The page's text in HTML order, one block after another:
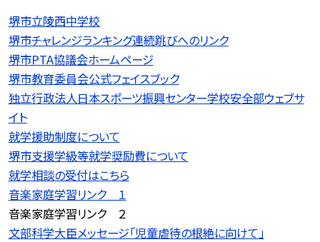
堺市立陵西中学校
堺市チャレンジランキング連続跳びへのリンク
堺市PTA協議会ホームページ
堺市教育委員会公式フェイスブック
独立行政法人日本スポーツ振興センター学校安全部ウェブサ
イト
就学援助制度について
堺市支援学級等就学奨励費について
就学相談の受付はこちら
音楽家庭学習リンク １
音楽家庭学習リンク ２
文部科学大臣メッセージ「児童虐待の根絶に向けて」